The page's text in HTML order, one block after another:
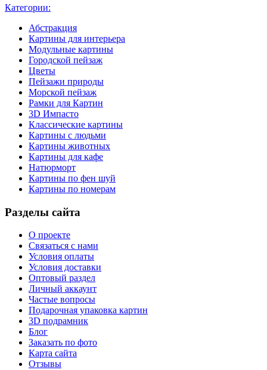
Категории:
Абстракция
Картины для интерьера
Модульные картины
Городской пейзаж
Цветы
Пейзажи природы
Морской пейзаж
Рамки для Картин
3D Импасто
Классические картины
Картины с людьми
Картины животных
Картины для кафе
Натюрморт
Картины по фен шуй
Картины по номерам
Разделы сайта
О проекте
Связаться с нами
Условия оплаты
Условия доставки
Оптовый раздел
Личный аккаунт
Частые вопросы
Подарочная упаковка картин
3D подрамник
Блог
Заказать по фото
Карта сайта
Отзывы